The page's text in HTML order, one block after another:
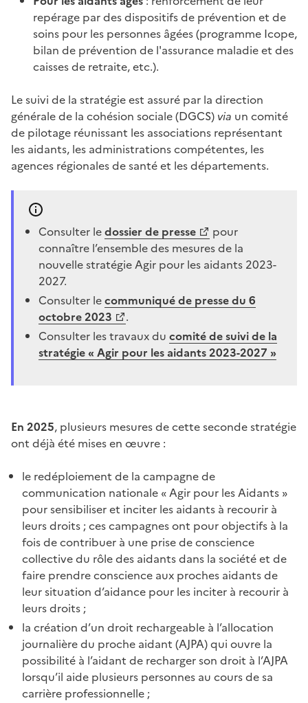
repérage par des dispositifs de prévention et de
soins pour les personnes âgées (programme Icope,
bilan de prévention de l'assurance maladie et des
caisses de retraite, etc.).
Le suivi de la stratégie est assuré par la direction
générale de la cohésion sociale (DGCS) via un comité
de pilotage réunissant les associations représentant
les aidants, les administrations compétentes, les
agences régionales de santé et les départements.
Consulter ledossier de presse
pour
connaître l’ensemble des mesures de la
nouvelle stratégie Agir pour les aidants 2023-
2027.
Consulter lecommuniqué de presse du 6
octobre 2023
.
Consulter les travaux du comité de suivi de la
stratégie « Agir pour les aidants 2023-2027 »
En 2025, plusieurs mesures de cette seconde stratégie
ont déjà été mises en œuvre :
le redéploiement de la campagne de
communication nationale « Agir pour les Aidants »
pour sensibiliser et inciter les aidants à recourir à
leurs droits ; ces campagnes ont pour objectifs à la
fois de contribuer à une prise de conscience
collective du rôle des aidants dans la société et de
faire prendre conscience aux proches aidants de
leur situation d’aidance pour les inciter à recourir à
leurs droits ;
la création d’un droit rechargeable à l’allocation
journalière du proche aidant (AJPA) qui ouvre la
possibilité à l’aidant de recharger son droit à l’AJPA
lorsqu’il aide plusieurs personnes au cours de sa
carrière professionnelle ;